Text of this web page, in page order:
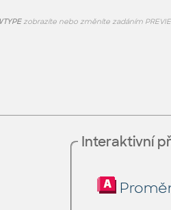
zobrazíte nebo změníte zadáním
Interaktivní